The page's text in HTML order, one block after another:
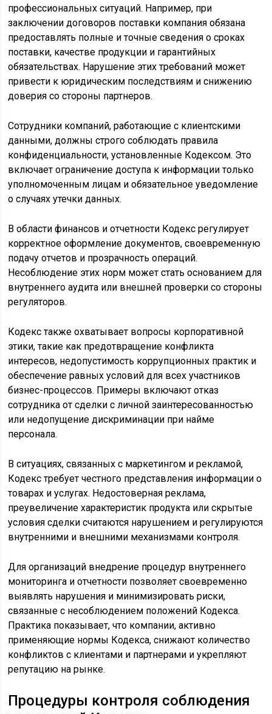
профессиональных ситуаций. Например, при
заключении договоров поставки компания обязана
предоставлять полные и точные сведения о сроках
поставки, качестве продукции и гарантийных
обязательствах. Нарушение этих требований может
привести к юридическим последствиям и снижению
доверия со стороны партнеров.
Сотрудники компаний, работающие с клиентскими
данными, должны строго соблюдать правила
конфиденциальности, установленные Кодексом. Это
включает ограничение доступа к информации только
уполномоченным лицам и обязательное уведомление
о случаях утечки данных.
В области финансов и отчетности Кодекс регулирует
корректное оформление документов, своевременную
подачу отчетов и прозрачность операций.
Несоблюдение этих норм может стать основанием для
внутреннего аудита или внешней проверки со стороны
регуляторов.
Кодекс также охватывает вопросы корпоративной
этики, такие как предотвращение конфликта
интересов, недопустимость коррупционных практик и
обеспечение равных условий для всех участников
бизнес-процессов. Примеры включают отказ
сотрудника от сделки с личной заинтересованностью
или недопущение дискриминации при найме
персонала.
В ситуациях, связанных с маркетингом и рекламой,
Кодекс требует честного представления информации о
товарах и услугах. Недостоверная реклама,
преувеличение характеристик продукта или скрытые
условия сделки считаются нарушением и регулируются
внутренними и внешними механизмами контроля.
Для организаций внедрение процедур внутреннего
мониторинга и отчетности позволяет своевременно
выявлять нарушения и минимизировать риски,
связанные с несоблюдением положений Кодекса.
Практика показывает, что компании, активно
применяющие нормы Кодекса, снижают количество
конфликтов с клиентами и партнерами и укрепляют
репутацию на рынке.
Процедуры контроля соблюдения